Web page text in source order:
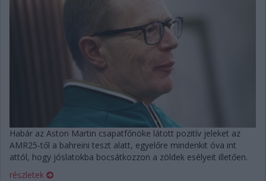
Habár az Aston Martin csapatfőnöke látott pozitív jeleket az
AMR25-től a bahreini teszt alatt, egyelőre mindenkit óva int
attól, hogy jóslatokba bocsátkozzon a zöldek esélyeit illetően.
részletek